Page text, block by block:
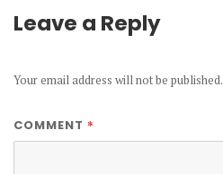
Leave a Reply
Your email address will not be published.
COMMENT *